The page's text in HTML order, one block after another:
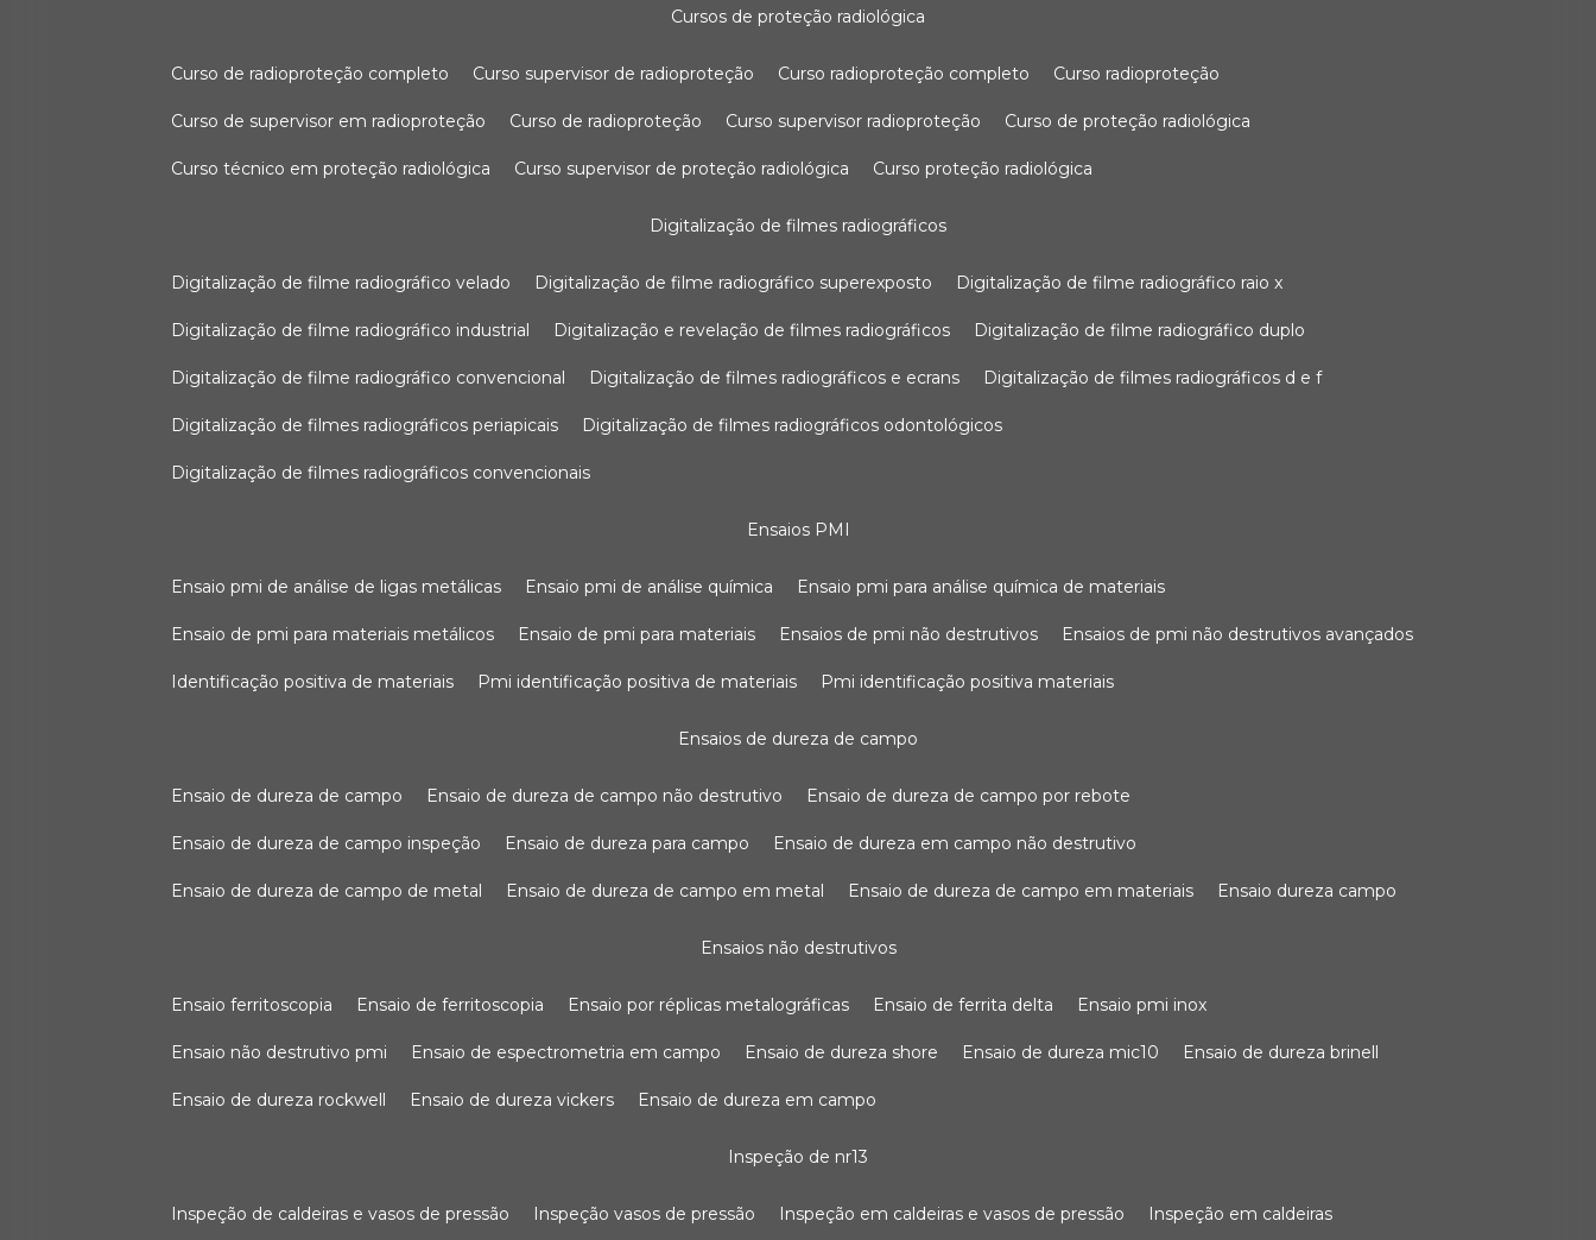
cursos de proteção radiológica
curso de radioproteção completo curso supervisor de radioproteção curso radioproteção completo curso radioproteção
curso de supervisor em radioproteção curso de radioproteção curso supervisor radioproteção curso de proteção radiológica
curso técnico em proteção radiológica curso supervisor de proteção radiológica curso proteção radiológica
digitalização de filmes radiográficos
digitalização de filme radiográfico velado digitalização de filme radiográfico superexposto digitalização de filme radiográfico raio x
digitalização de filme radiográfico industrial digitalização e revelação de filmes radiográficos digitalização de filme radiográfico duplo
digitalização de filme radiográfico convencional digitalização de filmes radiográficos e ecrans digitalização de filmes radiográficos d e f
digitalização de filmes radiográficos periapicais digitalização de filmes radiográficos odontológicos
digitalização de filmes radiográficos convencionais
ensaios PMI
ensaio pmi de análise de ligas metálicas ensaio pmi de análise química ensaio pmi para análise química de materiais
ensaio de pmi para materiais metálicos ensaio de pmi para materiais ensaios de pmi não destrutivos ensaios de pmi não destrutivos avançados
identificação positiva de materiais pmi identificação positiva de materiais pmi identificação positiva materiais
ensaios de dureza de campo
ensaio de dureza de campo ensaio de dureza de campo não destrutivo ensaio de dureza de campo por rebote
ensaio de dureza de campo inspeção ensaio de dureza para campo ensaio de dureza em campo não destrutivo
ensaio de dureza de campo de metal ensaio de dureza de campo em metal ensaio de dureza de campo em materiais ensaio dureza campo
ensaios não destrutivos
ensaio ferritoscopia ensaio de ferritoscopia ensaio por réplicas metalográficas ensaio de ferrita delta ensaio pmi inox
ensaio não destrutivo pmi ensaio de espectrometria em campo ensaio de dureza shore ensaio de dureza mic10 ensaio de dureza brinell
ensaio de dureza rockwell ensaio de dureza vickers ensaio de dureza em campo
inspeção de nr13
inspeção de caldeiras e vasos de pressão inspeção vasos de pressão inspeção em caldeiras e vasos de pressão inspeção em caldeiras